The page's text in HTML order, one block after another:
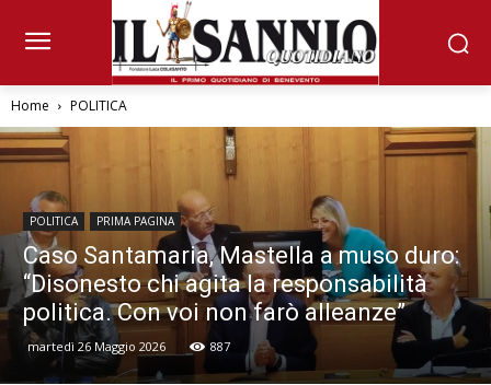
Home POLITICA
POLITICA PRIMA PAGINA
Caso Santamaria, Mastella a muso duro:
“Disonesto chi agita la responsabilità
politica. Con voi non farò alleanze”
martedì 26 Maggio 2026 887